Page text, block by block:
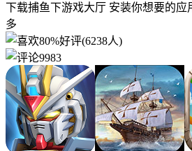
下载捕鱼下游戏大厅 安装你想要的应
多
80%好评(6238人)
9983